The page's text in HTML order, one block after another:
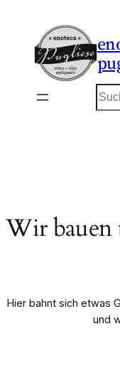
Wir bauen
Hier bahnt sich etwas
und